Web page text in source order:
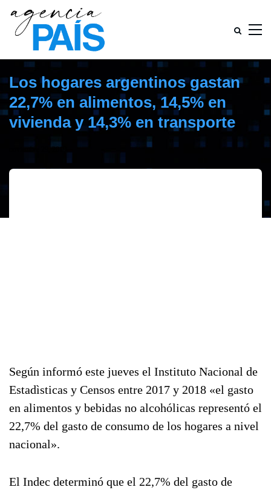
Los hogares argentinos gastan
22,7% en alimentos, 14,5% en
vivienda y 14,3% en transporte
noviembre 29, 2019
Según informó este jueves el Instituto Nacional de
Estadìsticas y Censos entre 2017 y 2018 «el gasto
en alimentos y bebidas no alcohólicas representó el
22,7% del gasto de consumo de los hogares a nivel
nacional».
El Indec determinó que el 22,7% del gasto de